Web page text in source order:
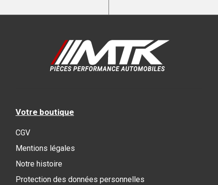
Votre boutique
CGV
Mentions légales
Notre histoire
Protection des données personnelles